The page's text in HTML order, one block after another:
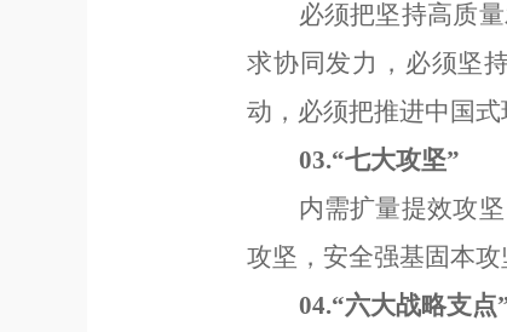
必须把坚持高质
求协同发力，必须坚
动，必须把推进中国式
03.“七大攻坚”
内需扩量提效攻
攻坚，安全强基固本攻
04.“六大战略支点